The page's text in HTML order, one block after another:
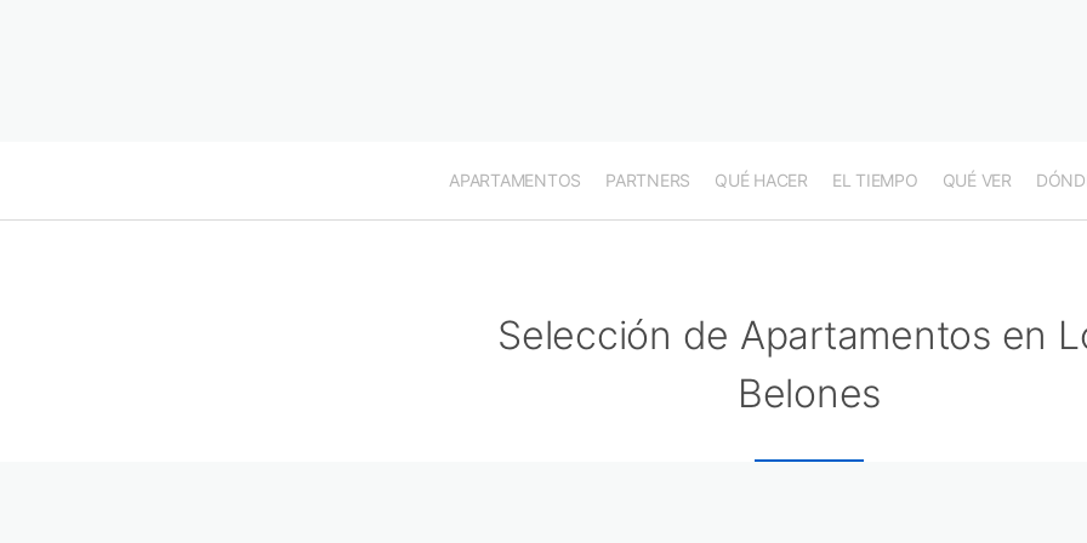
APARTAMENTOS PARTNERS QUÉ HACER EL TIEMPO QUÉ VER
Selección de Apartamentos en
Belones